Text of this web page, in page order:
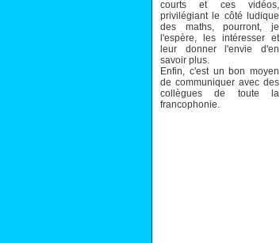
courts et ces vidéos,
privilégiant le côté ludique
des maths, pourront, je
l'espère, les intéresser et
leur donner l'envie d'en
savoir plus.
Enfin, c'est un bon moyen
de communiquer avec des
collègues de toute la
francophonie.